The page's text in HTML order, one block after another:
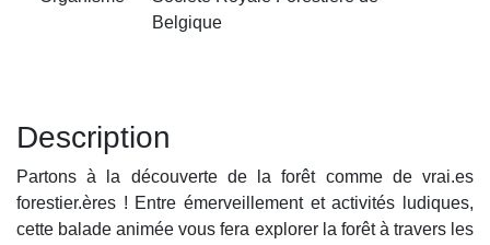
Belgique
Description
Partons à la découverte de la forêt comme de vrai.es
forestier.ères ! Entre émerveillement et activités ludiques,
cette balade animée vous fera explorer la forêt à travers les